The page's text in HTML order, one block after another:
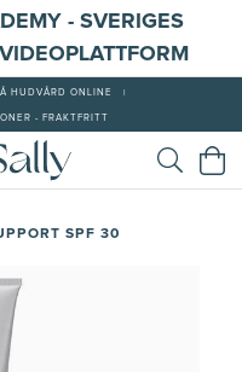
- SVERIGES
HUDVÅRD ONLINE
- FRAKTFRITT
SPF 30